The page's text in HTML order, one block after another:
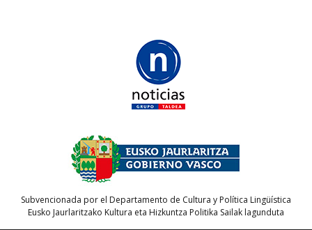
Subvencionada por el Departamento de Cultura y Política Lingüística
Eusko Jaurlaritzako Kultura eta Hizkuntza Politika Sailak lagunduta